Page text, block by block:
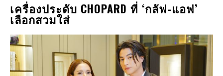
เครื่องประดับ CHOPARD ที่ ‘กลัฟ-แอฟ’
เลือกสวมใส่